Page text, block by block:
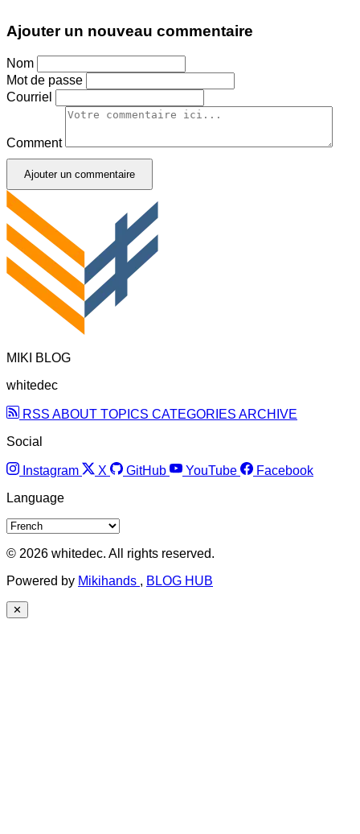
Ajouter un nouveau commentaire
Nom
Mot de passe
Courriel
Comment
Ajouter un commentaire
MIKI BLOG
whitedec
RSS ABOUT TOPICS CATEGORIES ARCHIVE
Social
Instagram X GitHub YouTube
Facebook
Language
© 2026 whitedec. All rights reserved.
Powered by Mikihands , BLOG HUB
✕